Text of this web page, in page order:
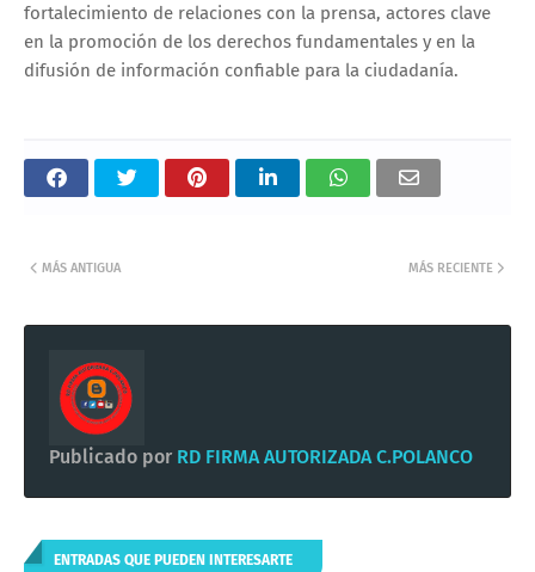
fortalecimiento de relaciones con la prensa, actores clave
en la promoción de los derechos fundamentales y en la
difusión de información confiable para la ciudadanía.
MÁS RECIENTE
MÁS ANTIGUA
Publicado por RD FIRMA AUTORIZADA C.POLANCO
ENTRADAS QUE PUEDEN INTERESARTE